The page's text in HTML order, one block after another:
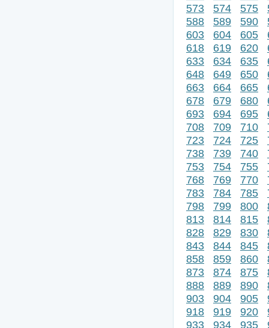
573
574 575
588
589 590
603
604 605
618
619 620
633
634 635
648
649 650
663
664 665
678
679 680
693
694 695
708
709 710
723
724 725
738
739 740
753
754 755
768
769 770
783
784 785
798
799 800
813
814 815
828
829 830
843
844 845
858
859 860
873
874 875
888
889 890
903
904 905
918
919 920
933
934 935